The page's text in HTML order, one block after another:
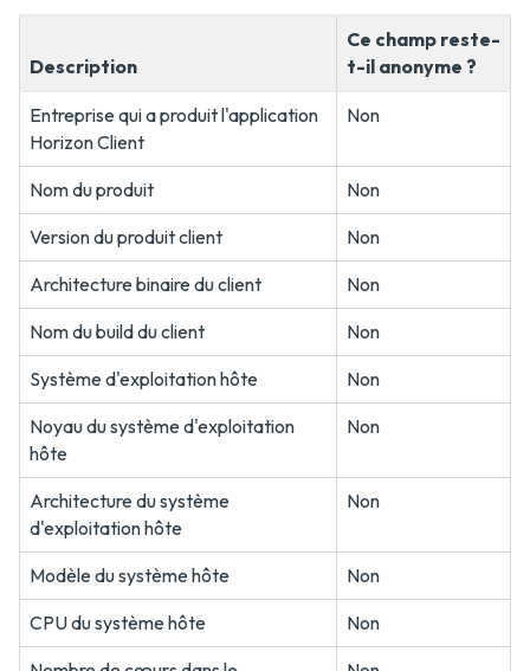
Description
Ce champ reste-
t-il anonyme ?
Entreprise qui a produit l'application
Horizon Client
Non
Nom du produit
Non
Version du produit client
Non
Architecture binaire du client
Non
Nom du build du client
Non
Système d'exploitation hôte
Non
Noyau du système d'exploitation
hôte
Non
Architecture du système
d'exploitation hôte
Non
Modèle du système hôte
Non
CPU du système hôte
Non